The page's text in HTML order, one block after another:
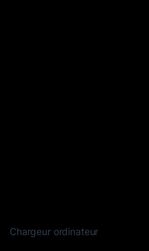
Chargeur ordinateur